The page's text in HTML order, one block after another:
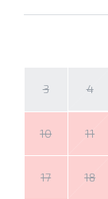
3 4
10 11
17 18